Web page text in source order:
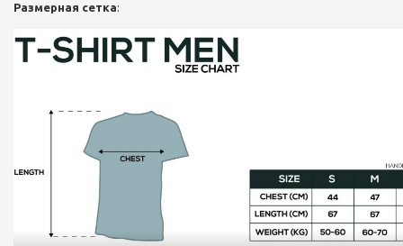
Размерная сетка: